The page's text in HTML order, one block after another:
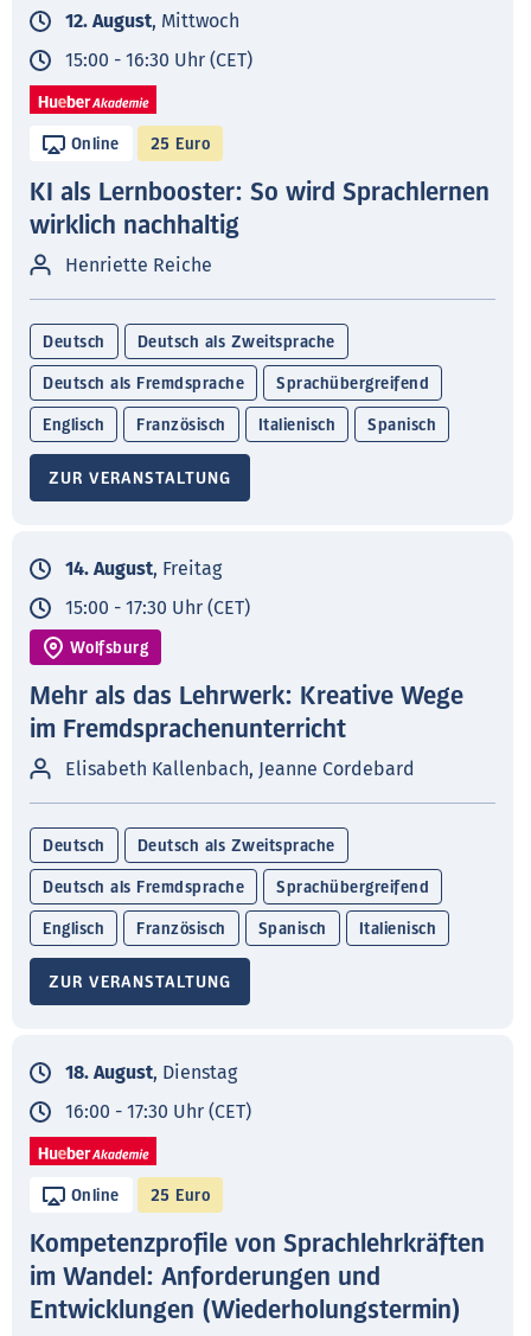
12. August, Mittwoch
15:00 - 16:30 Uhr (CET)
Online 25 Euro
KI als Lernbooster: So wird Sprachlernen
wirklich nachhaltig
Henriette Reiche
Deutsch Deutsch als Zweitsprache
Deutsch als Fremdsprache Sprachübergreifend
Englisch Französisch Italienisch Spanisch
ZUR VERANSTALTUNG
14. August, Freitag
15:00 - 17:30 Uhr (CET)
Wolfsburg
Mehr als das Lehrwerk: Kreative Wege
im Fremdsprachenunterricht
Elisabeth Kallenbach, Jeanne Cordebard
Deutsch Deutsch als Zweitsprache
Deutsch als Fremdsprache Sprachübergreifend
Englisch Französisch Spanisch Italienisch
ZUR VERANSTALTUNG
18. August, Dienstag
16:00 - 17:30 Uhr (CET)
Online 25 Euro
Kompetenzprofile von Sprachlehrkräften
im Wandel: Anforderungen und
Entwicklungen (Wiederholungstermin)